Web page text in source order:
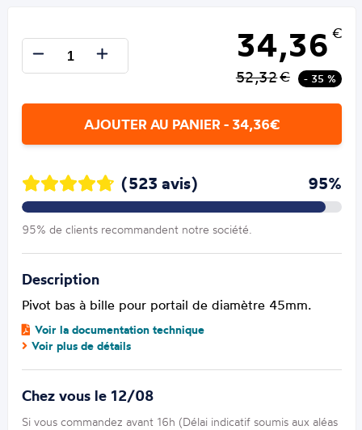
34,36 €
52,32€ - 35 %
AJOUTER AU PANIER - 34,36€
(523 avis) 95%
95% de clients recommandent notre société.
Description
Pivot bas à bille pour portail de diamètre 45mm.
Voir la documentation technique
Voir plus de détails
Chez vous le 12/08
Si vous commandez avant 16h (Délai indicatif soumis aux aléas